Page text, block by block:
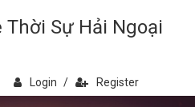
Sự Hải Ngoại
Login / Register